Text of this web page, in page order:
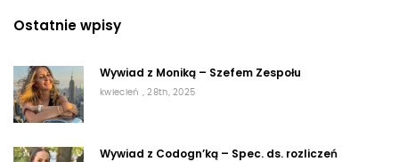
Ostatnie wpisy
Wywiad z Moniką – Szefem Zespołu
kwiecień , 28th, 2025
Wywiad z Codogn’ką – Spec. ds. rozliczeń